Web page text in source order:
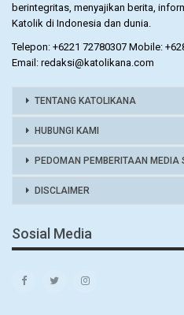
berintegritas, menyajikan berita,
Katolik di Indonesia dan dunia.
Telepon: +6221 72780307 Mobile:
Email: redaksi@katolikana.com
TENTANG KATOLIKANA
HUBUNGI KAMI
PEDOMAN PEMBERITAAN MEDIA
DISCLAIMER
Sosial Media